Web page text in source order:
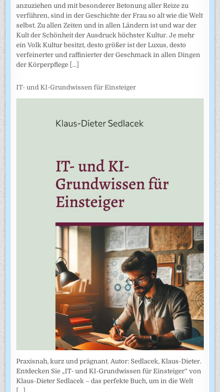
anzuziehen und mit besonderer Betonung aller Reize zu
verführen, sind in der Geschichte der Frau so alt wie die Welt
selbst. Zu allen Zeiten und in allen Ländern ist und war der
Kult der Schönheit der Ausdruck höchster Kultur. Je mehr
ein Volk Kultur besitzt, desto größer ist der Luxus, desto
verfeinerter und raffinierter der Geschmack in allen Dingen
der Körperpflege [...]
IT- und KI-Grundwissen für Einsteiger
Praxisnah, kurz und prägnant. Autor: Sedlacek, Klaus-Dieter.
Entdecken Sie „IT- und KI-Grundwissen für Einsteiger“ von
Klaus-Dieter Sedlacek – das perfekte Buch, um in die Welt